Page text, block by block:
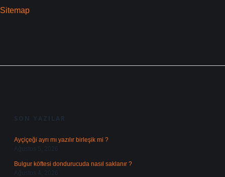
Sitemap
SON YAZILAR
Ayçiçeği ayrı mı yazılır birleşik mi ?
Ağustos 5, 2026
Bulgur köftesi dondurucuda nasıl saklanır ?
Ağustos 4, 2026